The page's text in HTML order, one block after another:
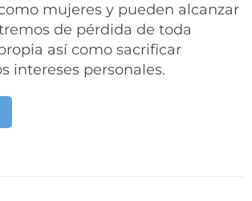
mujeres y pueden alcanzar
de pérdida de toda
así como sacrificar
intereses personales.